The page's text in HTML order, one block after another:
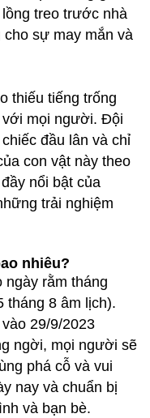
treo trước nhà
sự may mắn và
thiếu tiếng trống
với mọi người. Đội
đầu lân và chỉ
con vật này theo
nổi bật của
trải nghiệm
nhiêu?
rằm tháng
tháng 8 âm lịch).
29/9/2023
ngời, mọi người sẽ
phá cỗ và vui
nay và chuẩn bị
và bạn bè.